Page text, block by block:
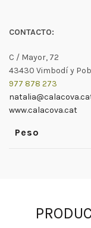
CONTACTO:
C / Mayor, 72
43430 Vimbodí y
977 878 273
www.calacova.cat
Peso